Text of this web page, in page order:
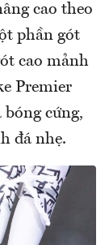
cao theo
phần gót
cao mảnh
Premier
cứng,
đá nhẹ.